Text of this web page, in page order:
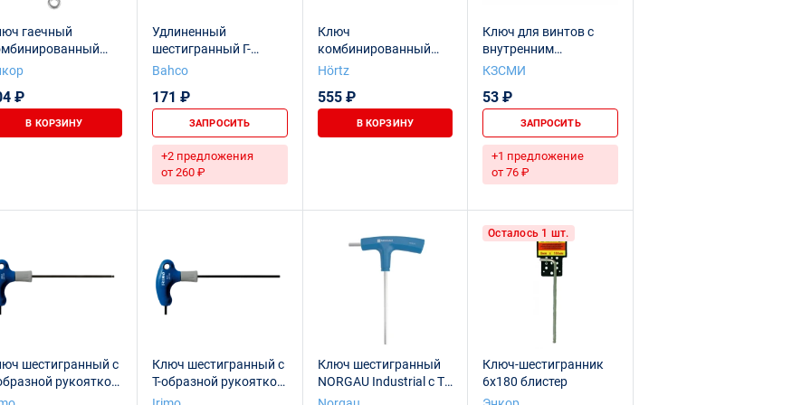
гаечный
₽
В КОРЗИНУ
Удлиненный
шестигранный Г-
образный ключ, 6 x
Bahco
171 ₽
ЗАПРОСИТЬ
+2 предложения
от 260 ₽
Ключ
комбинированный
трещоточный
хромирование HORTZ
Hörtz
555 ₽
В КОРЗИНУ
Ключ для винтов с
внутренним
шестигранником S6
КЗСМИ
53 ₽
ЗАПРОСИТЬ
+1 предложение
от 76 ₽
шестигранный с
рукояткой,
Ключ шестигранный с
Т-образной рукояткой,
6x200 мм
Ключ шестигранный
NORGAU Industrial с Т-
образной рукояткой 6
Осталось 1 шт.
Ключ-шестигранник
6х180 блистер